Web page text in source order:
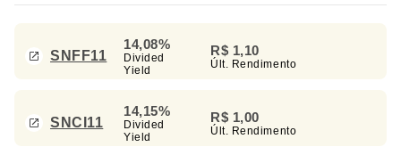
SNFF11
14,08%
Divided
Yield
R$ 1,10
Últ. Rendimento
SNCI11
14,15%
Divided
Yield
R$ 1,00
Últ. Rendimento